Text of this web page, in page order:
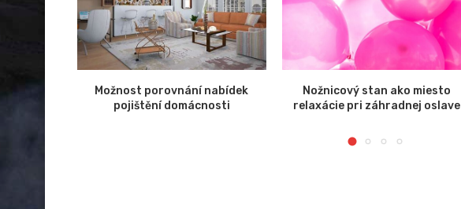
SpaceX
Možnost porovnání nabídek
pojištění domácnosti
Nožnicový stan ako miesto
relaxácie pri záhradnej oslave